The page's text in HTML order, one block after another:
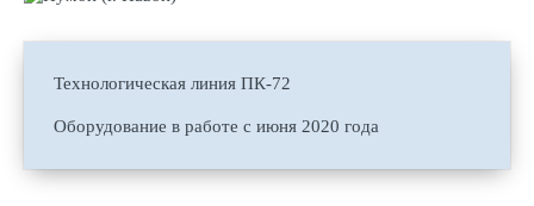
Технологическая линия ПК-72
Оборудование в работе с июня 2020 года